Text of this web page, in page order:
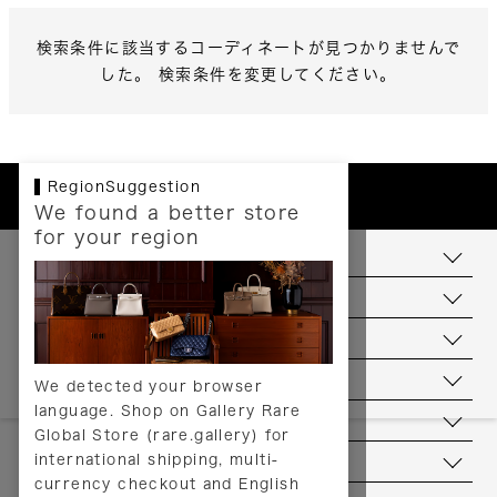
検索条件に該当するコーディネートが見つかりませんで
した。 検索条件を変更してください。
RegionSuggestion
We found a better store
for your region
We detected your browser
language. Shop on Gallery Rare
Global Store (rare.gallery) for
international shipping, multi-
currency checkout and English
お支払いについて
配送について
送料について
返品について
ヘルプ